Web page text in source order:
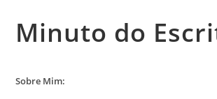
Minuto do
Sobre Mim: